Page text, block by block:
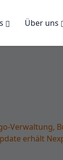
Über uns
Verwaltung,
erhält